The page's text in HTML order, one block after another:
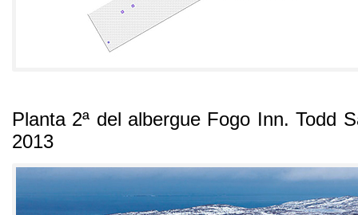
Planta 2ª del albergue Fogo Inn.Todd
2013